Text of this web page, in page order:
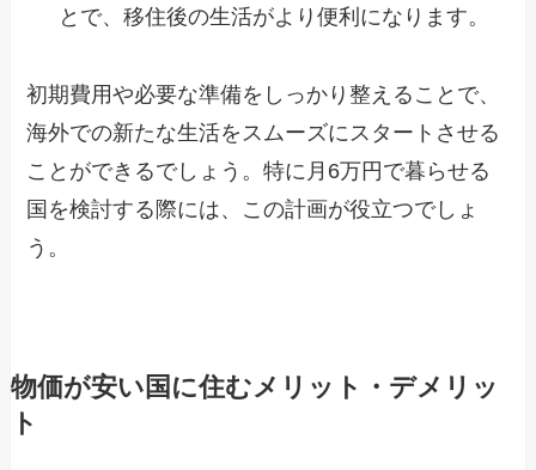
とで、移住後の生活がより便利になります。
初期費用や必要な準備をしっかり整えることで、
海外での新たな生活をスムーズにスタートさせる
ことができるでしょう。特に月6万円で暮らせる
国を検討する際には、この計画が役立つでしょ
う。
物価が安い国に住むメリット・デメリッ
ト